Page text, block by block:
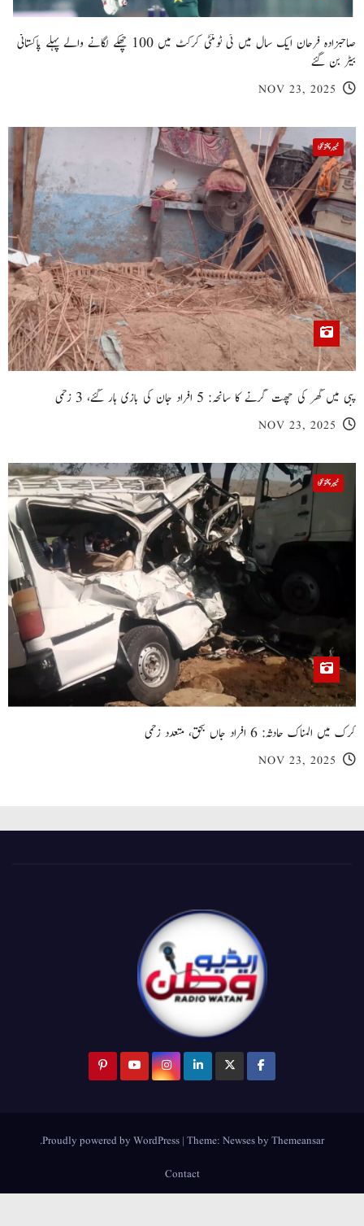
صاحبزادہ فرحان ایک سال میں ٹی ٹوئنٹی کرکٹ میں 100 چھکے لگانے والے پہلے پاکستانی
بیٹر بن گئے
NOV 23, 2025
خیبر پختونخوا
پبی میں گھر کی چھت گرنے کا سانحہ: 5 افراد جان کی بازی ہار گئے، 3 زخمی
NOV 23, 2025
خیبر پختونخوا
کرک میں المناک حادثہ: 6 افراد جاں بحق، متعدد زخمی
NOV 23, 2025
Proudly powered by WordPress |Theme:NewsesbyThemeansar
.
Contact